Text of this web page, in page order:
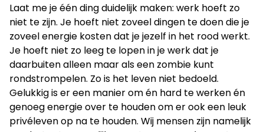
Laat me je één ding duidelijk maken: werk hoeft zo
niet te zijn. Je hoeft niet zoveel dingen te doen die je
zoveel energie kosten dat je jezelf in het rood werkt.
Je hoeft niet zo leeg te lopen in je werk dat je
daarbuiten alleen maar als een zombie kunt
rondstrompelen. Zo is het leven niet bedoeld.
Gelukkig is er een manier om én hard te werken én
genoeg energie over te houden om er ook een leuk
privéleven op na te houden. Wij mensen zijn namelijk